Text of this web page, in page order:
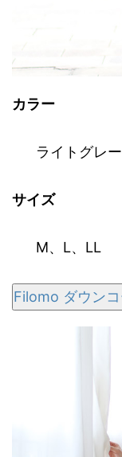
カラー
ライトグレー
サイズ
M、 L、 LL
Filomo ダウン